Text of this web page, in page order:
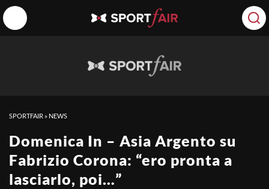
SPORTFAIR » NEWS
Domenica In – Asia Argento su
Fabrizio Corona: “ero pronta a
lasciarlo, poi…”